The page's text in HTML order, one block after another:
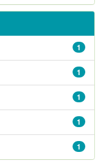
1
1
1
1
1